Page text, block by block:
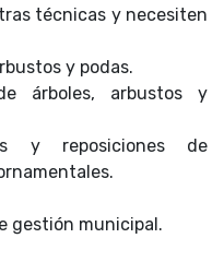
técnicas y necesiten
y podas.
árboles, arbustos y
y reposiciones de
gestión municipal.